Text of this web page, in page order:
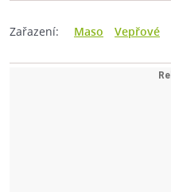
Zařazení: Maso Vepřové